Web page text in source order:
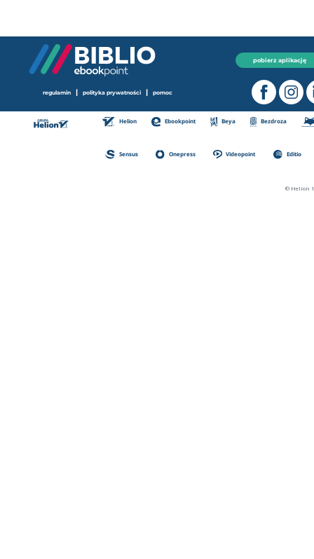
pobierz aplikację
regulamin | polityka prywatności | pomoc
Helion Ebookpoint Beya Bezdroza
Sensus Onepress Videopoint Editio
© Helion